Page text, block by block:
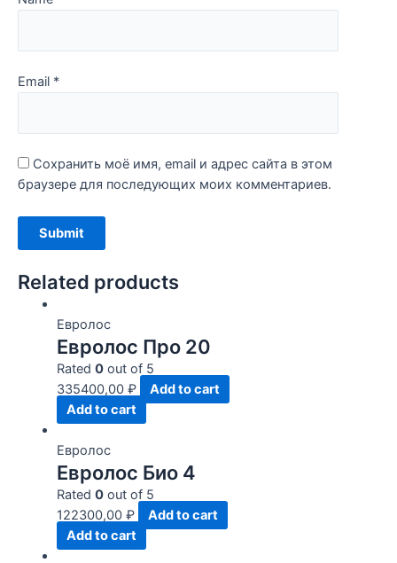
Email *
Сохранить моё имя, email и адрес сайта в этом
браузере для последующих моих комментариев.
Related products
Евролос
Евролос Про 20
Rated 0out of 5
335400,00 ₽
Add to cart
Add to cart
Евролос
Евролос Био 4
Rated 0out of 5
122300,00 ₽
Add to cart
Add to cart